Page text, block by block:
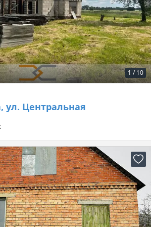
1 / 10
ул. Центральная